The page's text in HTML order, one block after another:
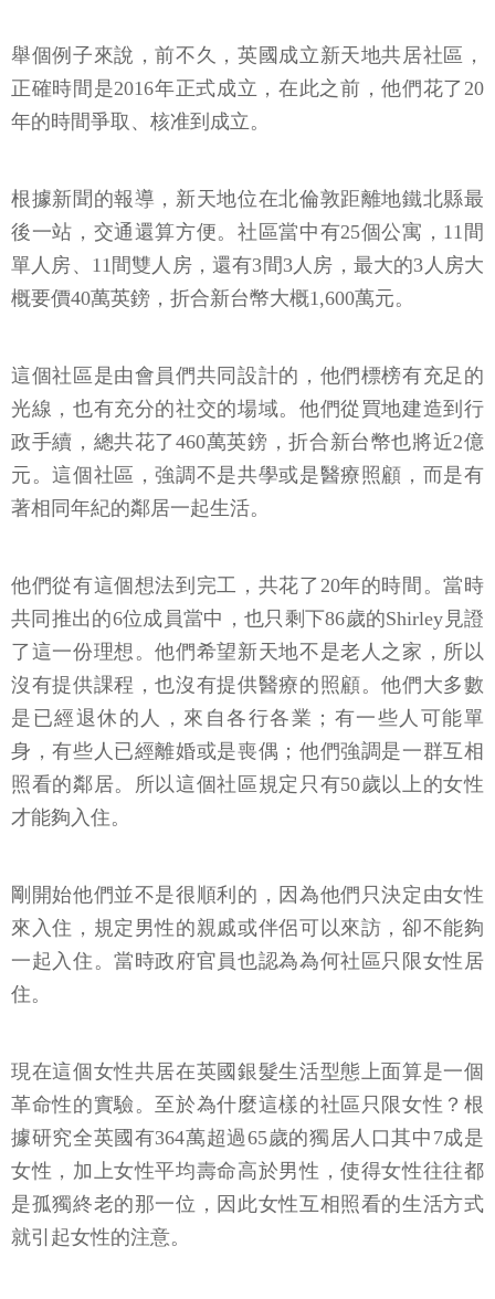
舉個例子來說，前不久，英國成立新天地共居社區，
正確時間是2016年正式成立，在此之前，他們花了20
年的時間爭取、核准到成立。
根據新聞的報導，新天地位在北倫敦距離地鐵北縣最
後一站，交通還算方便。社區當中有25個公寓，11間
單人房、11間雙人房，還有3間3人房，最大的3人房大
概要價40萬英鎊，折合新台幣大概1,600萬元。
這個社區是由會員們共同設計的，他們標榜有充足的
光線，也有充分的社交的場域。他們從買地建造到行
政手續，總共花了460萬英鎊，折合新台幣也將近2億
元。這個社區，強調不是共學或是醫療照顧，而是有
著相同年紀的鄰居一起生活。
他們從有這個想法到完工，共花了20年的時間。當時
共同推出的6位成員當中，也只剩下86歲的Shirley見證
了這一份理想。他們希望新天地不是老人之家，所以
沒有提供課程，也沒有提供醫療的照顧。他們大多數
是已經退休的人，來自各行各業；有一些人可能單
身，有些人已經離婚或是喪偶；他們強調是一群互相
照看的鄰居。所以這個社區規定只有50歲以上的女性
才能夠入住。
剛開始他們並不是很順利的，因為他們只決定由女性
來入住，規定男性的親戚或伴侶可以來訪，卻不能夠
一起入住。當時政府官員也認為為何社區只限女性居
住。
現在這個女性共居在英國銀髮生活型態上面算是一個
革命性的實驗。至於為什麼這樣的社區只限女性？根
據研究全英國有364萬超過65歲的獨居人口其中7成是
女性，加上女性平均壽命高於男性，使得女性往往都
是孤獨終老的那一位，因此女性互相照看的生活方式
就引起女性的注意。